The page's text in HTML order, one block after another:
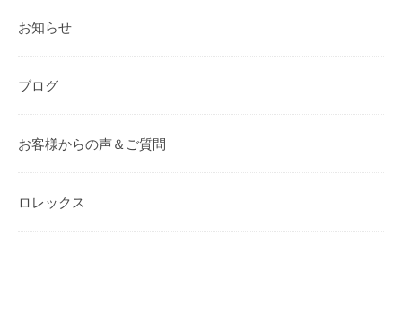
お知らせ
ブログ
お客様からの声＆ご質問
ロレックス